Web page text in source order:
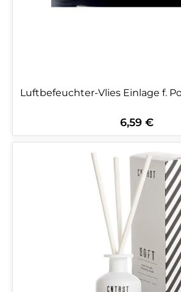
Luftbefeuchter-Vlies Einlage f.
Regulärer Preis:
6,59 €